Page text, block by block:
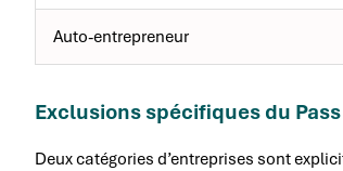
Auto-entrepreneur
Exclusions spécifiques du
Deux catégories d’entreprises sont